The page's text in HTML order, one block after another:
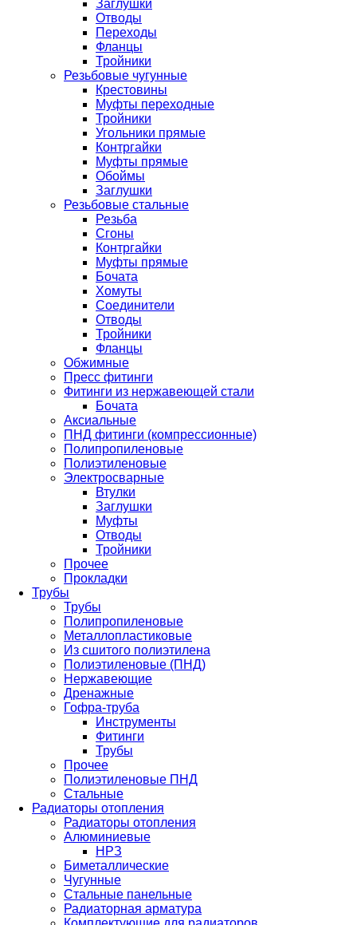
Заглушки
Отводы
Переходы
Фланцы
Тройники
Резьбовые чугунные
Крестовины
Муфты переходные
Тройники
Угольники прямые
Контргайки
Муфты прямые
Обоймы
Заглушки
Резьбовые стальные
Резьба
Сгоны
Контргайки
Муфты прямые
Бочата
Хомуты
Соединители
Отводы
Тройники
Фланцы
Обжимные
Пресс фитинги
Фитинги из нержавеющей стали
Бочата
Аксиальные
ПНД фитинги (компрессионные)
Полипропиленовые
Полиэтиленовые
Электросварные
Втулки
Заглушки
Муфты
Отводы
Тройники
Прочее
Прокладки
Трубы
Трубы
Полипропиленовые
Металлопластиковые
Из сшитого полиэтилена
Полиэтиленовые (ПНД)
Нержавеющие
Дренажные
Гофра-труба
Инструменты
Фитинги
Трубы
Прочее
Полиэтиленовые ПНД
Стальные
Радиаторы отопления
Радиаторы отопления
Алюминиевые
НРЗ
Биметаллические
Чугунные
Стальные панельные
Радиаторная арматура